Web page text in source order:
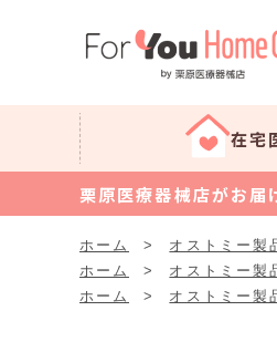
在宅
栗原医療器械店がお届
ホーム > オストミー製
ホーム
> オストミー製
ホーム
> オストミー製